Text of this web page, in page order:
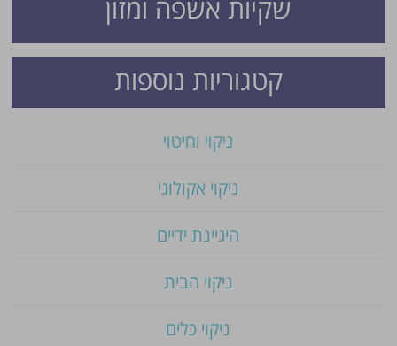
שקיות אשפה ומזון
קטגוריות נוספות
ניקוי וחיטוי
ניקוי אקולוגי
היגיינת ידיים
ניקוי הבית
ניקוי כלים